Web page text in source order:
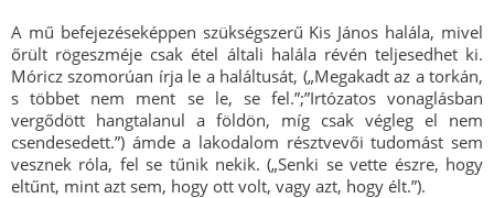
A mű befejezéseképpen szükségszerű Kis János halála, mivel
őrült rögeszméje csak étel általi halála révén teljesedhet ki.
Móricz szomorúan írja le a haláltusát, („Megakadt az a torkán,
s többet nem ment se le, se fel.”;”Irtózatos vonaglásban
vergődött hangtalanul a földön, míg csak végleg el nem
csendesedett.”) ámde a lakodalom résztvevői tudomást sem
vesznek róla, fel se tűnik nekik. („Senki se vette észre, hogy
eltűnt, mint azt sem, hogy ott volt, vagy azt, hogy élt.”).